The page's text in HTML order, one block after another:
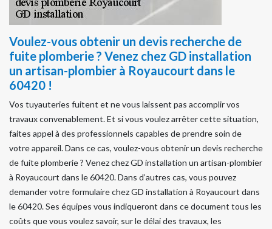
Voulez-vous obtenir un devis recherche de
fuite plomberie ? Venez chez GD installation
un artisan-plombier à Royaucourt dans le
60420 !
Vos tuyauteries fuitent et ne vous laissent pas accomplir vos
travaux convenablement. Et si vous voulez arrêter cette situation,
faites appel à des professionnels capables de prendre soin de
votre appareil. Dans ce cas, voulez-vous obtenir un devis recherche
de fuite plomberie ? Venez chez GD installation un artisan-plombier
à Royaucourt dans le 60420. Dans d’autres cas, vous pouvez
demander votre formulaire chez GD installation à Royaucourt dans
le 60420. Ses équipes vous indiqueront dans ce document tous les
coûts que vous voulez savoir, sur le délai des travaux, les